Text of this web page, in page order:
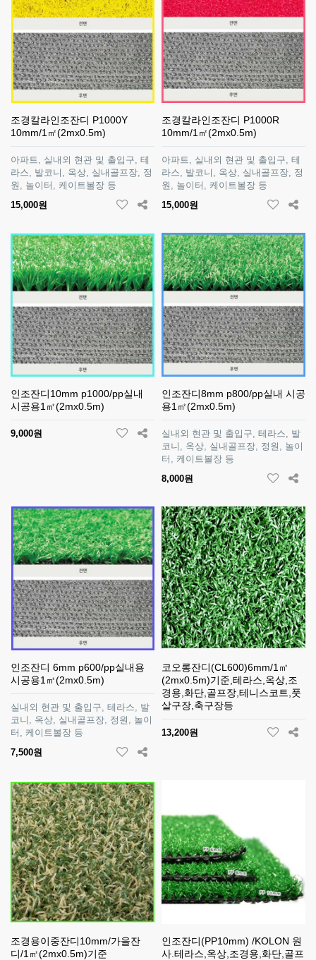
조경칼라인조잔디 P1000Y
10mm/1㎡(2mx0.5m)
아파트, 실내외 현관 및 출입구, 테
라스, 발코니, 옥상, 실내골프장, 정
원, 놀이터, 케이트볼장 등
15,000원
조경칼라인조잔디 P1000R
10mm/1㎡(2mx0.5m)
아파트, 실내외 현관 및 출입구, 테
라스, 발코니, 옥상, 실내골프장, 정
원, 놀이터, 케이트볼장 등
15,000원
인조잔디10mm p1000/pp실내
시공용1㎡(2mx0.5m)
9,000원
인조잔디8mm p800/pp실내 시공
용1㎡(2mx0.5m)
실내외 현관 및 출입구, 테라스, 발
코니, 옥상, 실내골프장, 정원, 놀이
터, 케이트볼장 등
8,000원
인조잔디 6mm p600/pp실내용
시공용1㎡(2mx0.5m)
실내외 현관 및 출입구, 테라스, 발
코니, 옥상, 실내골프장, 정원, 놀이
터, 케이트볼장 등
7,500원
코오롱잔디(CL600)6mm/1㎡
(2mx0.5m)기준,테라스,옥상,조
경용,화단,골프장,테니스코트,풋
살구장,축구장등
13,200원
조경용이중잔디10mm/가을잔
디/1㎡(2mx0.5m)기준
인조잔디(PP10mm) /KOLON 원
사.테라스,옥상,조경용,화단,골프